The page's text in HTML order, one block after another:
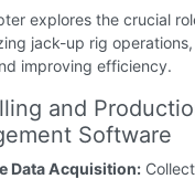
explores the crucial
jack-up rig
improving efficiency.
and
Software
Data Acquisition: